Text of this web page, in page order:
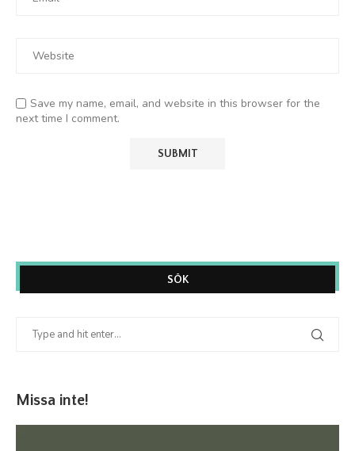
Save my name, email, and website in this browser for the
next time I comment.
SÖK
Missa inte!